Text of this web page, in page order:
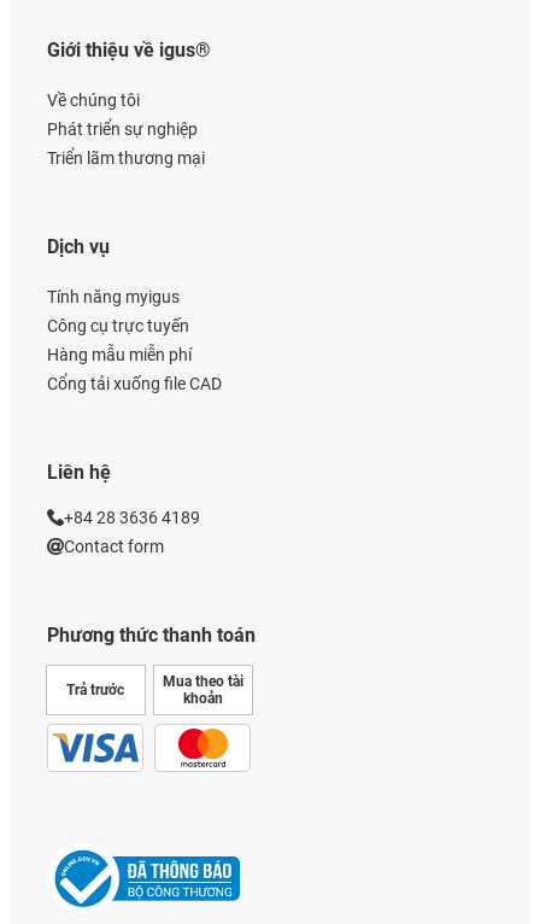
Giới thiệu về igus®
Về chúng tôi
Phát triển sự nghiệp
Triển lãm thương mại
Phương thức thanh toán
Trả trước
Mua theo tài
khoản
Dịch vụ
Tính năng myigus
Công cụ trực tuyến
Hàng mẫu miễn phí
Cổng tải xuống file CAD
Liên hệ
+84 28 3636 4189
Contact form